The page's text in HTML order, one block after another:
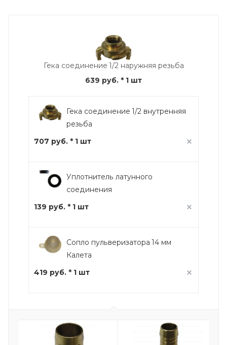
Гека соединение 1/2 наружняя резьба
639 руб. * 1 шт
Гека соединение 1/2 внутренняя
резьба
707 руб. * 1 шт
Уплотнитель латунного
соединения
139 руб. * 1 шт
Сопло пульверизатора 14 мм
Калета
419 руб. * 1 шт